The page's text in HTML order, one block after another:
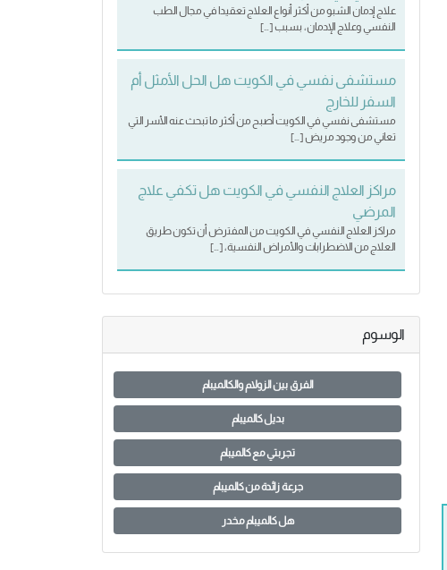
علاج إدمان الشبو من أكثر أنواع العلاج تعقيدا في مجال الطب
النفسي وعلاج الإدمان، بسبب […]
مستشفى نفسي في الكويت هل الحل الأمثل أم
السفر للخارج
مستشفى نفسي في الكويت أصبح من أكثر ما تبحث عنه الأسر التي
تعاني من وجود مريض […]
مراكز العلاج النفسي في الكويت هل تكفي علاج
المرضي
مراكز العلاج النفسي في الكويت من المفترض أن تكون طريق
العلاج من الاضطرابات والأمراض النفسية، […]
الوسوم
الفرق بين الزولام والكالميبام
بديل كالميبام
تجربتي مع كالميبام
جرعة زائدة من كالميبام
هل كالميبام مخدر